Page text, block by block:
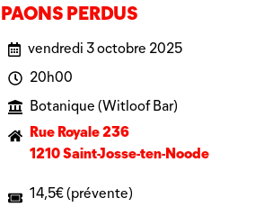
PAONS PERDUS
vendredi 3 octobre 2025
20h00
Botanique (Witloof Bar)
Rue Royale 236
1210 Saint-Josse-ten-Noode
14,5€ (prévente)